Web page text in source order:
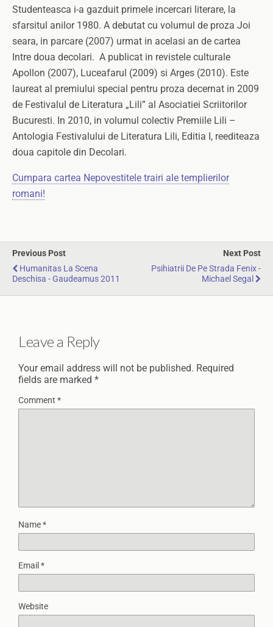
Studenteasca i-a gazduit primele incercari literare, la
sfarsitul anilor 1980. A debutat cu volumul de proza Joi
seara, in parcare (2007) urmat in acelasi an de cartea
Intre doua decolari. A publicat in revistele culturale
Apollon (2007), Luceafarul (2009) si Arges (2010). Este
laureat al premiului special pentru proza decernat in 2009
de Festivalul de Literatura „Lili” al Asociatiei Scriitorilor
Bucuresti. In 2010, in volumul colectiv Premiile Lili –
Antologia Festivalului de Literatura Lili, Editia I, reediteaza
doua capitole din Decolari.
Cumpara cartea Nepovestitele trairi ale templierilor
romani!
Previous Post
Humanitas La Scena
Deschisa - Gaudeamus 2011
Next Post
Psihiatrii De Pe Strada Fenix -
Michael Segal
Leave a Reply
Your email address will not be published. Required
fields are marked *
Comment *
Name*
Email *
Website